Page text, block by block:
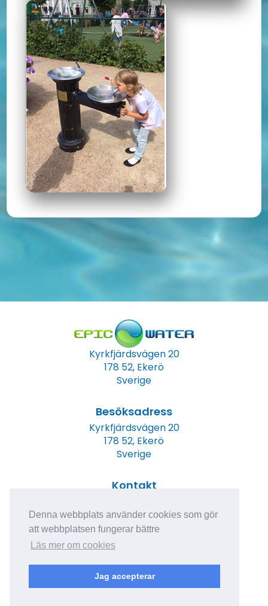
Denna webbplats använder cookies som gör
att webbplatsen fungerar bättre
Läs mer om cookies
Jag accepterar
Kyrkfjärdsvägen 20
178 52, Ekerö
Sverige
Besöksadress
Kyrkfjärdsvägen 20
178 52, Ekerö
Sverige
Kontakt
E-post:info@epicwater.se